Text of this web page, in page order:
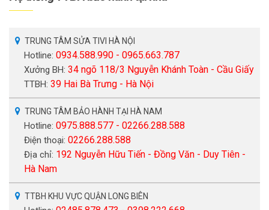
TRUNG TÂM SỬA TIVI HÀ NỘI
Hotline: 0934.588.990 - 0965.663.787
Xưởng BH: 34 ngõ 118/3 Nguyễn Khánh Toàn - Cầu Giấy
TTBH: 39 Hai Bà Trưng - Hà Nội
TRUNG TÂM BẢO HÀNH TẠI HÀ NAM
Hotline: 0975.888.577 - 02266.288.588
Điện thoại: 02266.288.588
Địa chỉ: 192 Nguyễn Hữu Tiến - Đồng Văn - Duy Tiên -
Hà Nam
TTBH KHU VỰC QUẬN LONG BIÊN